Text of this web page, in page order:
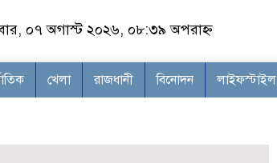
০৭ অগাস্ট ২০২৬, ০৮:৩৯ অপরাহ্ন
খেলা রাজধানী বিনোদন লাইফস্টাইল